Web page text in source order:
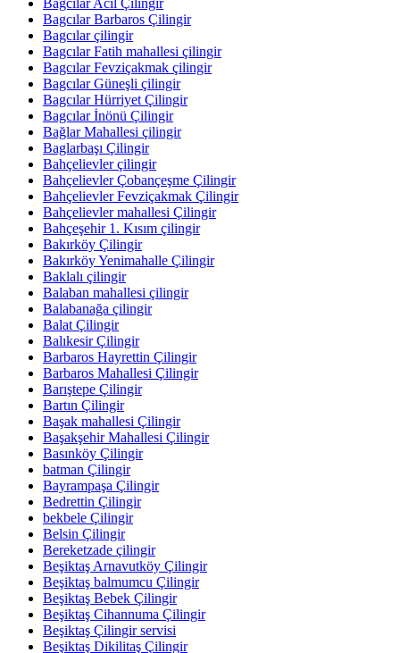
Bağcılar Acil Çilingir
Bagcılar Barbaros Çilingir
Bagcılar çilingir
Bagcılar Fatih mahallesi çilingir
Bagcılar Fevziçakmak çilingir
Bagcılar Güneşli çilingir
Bagcılar Hürriyet Çilingir
Bagcılar İnönü Çilingir
Bağlar Mahallesi çilingir
Baglarbaşı Çilingir
Bahçelievler çilingir
Bahçelievler Çobançeşme Çilingir
Bahçelievler Fevziçakmak Çilingir
Bahçelievler mahallesi Çilingir
Bahçeşehir 1. Kısım çilingir
Bakırköy Çilingir
Bakırköy Yenimahalle Çilingir
Baklalı çilingir
Balaban mahallesi çilingir
Balabanağa çilingir
Balat Çilingir
Balıkesir Çilingir
Barbaros Hayrettin Çilingir
Barbaros Mahallesi Çilingir
Barıştepe Çilingir
Bartın Çilingir
Başak mahallesi Çilingir
Başakşehir Mahallesi Çilingir
Basınköy Çilingir
batman Çilingir
Bayrampaşa Çilingir
Bedrettin Çilingir
bekbele Çilingir
Belsin Çilingir
Bereketzade çilingir
Beşiktaş Arnavutköy Çilingir
Beşiktaş balmumcu Çilingir
Beşiktaş Bebek Çilingir
Beşiktaş Cihannuma Çilingir
Beşiktaş Çilingir servisi
Beşiktaş Dikilitaş Çilingir